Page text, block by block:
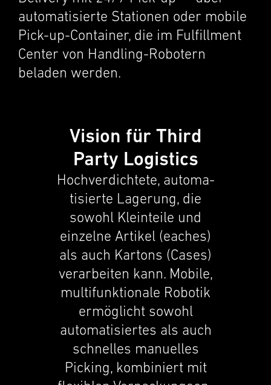
automa­tisierte Statio­nen oder mobile
Pick-up-Container, die im Fulfill­ment
Center von Handling-Robotern
beladen werden.
Vision für Third
Party Logistics
Hochverdichtete, automa­
tisierte Lagerung, die
sowohl Klein­teile und
einzelne Artikel (eaches)
als auch Kartons (Cases)
verar­beiten kann. Mobile,
multi­funk­tionale Robotik
ermöglicht sowohl
automa­tisiertes als auch
schnelles manuelles
Picking, kombiniert mit